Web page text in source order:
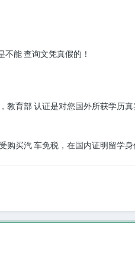
能 查询文凭真假的！
育部 认证是对您国外所获学历真
买汽 车免税，在国内证明留学身